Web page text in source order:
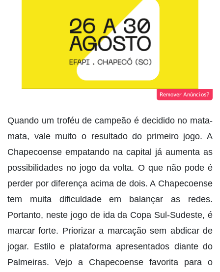
Remover Anúncios?
Quando um troféu de campeão é decidido no mata-
mata, vale muito o resultado do primeiro jogo. A
Chapecoense empatando na capital já aumenta as
possibilidades no jogo da volta. O que não pode é
perder por diferença acima de dois. A Chapecoense
tem muita dificuldade em balançar as redes.
Portanto, neste jogo de ida da Copa Sul-Sudeste, é
marcar forte. Priorizar a marcação sem abdicar de
jogar. Estilo e plataforma apresentados diante do
Palmeiras. Vejo a Chapecoense favorita para o